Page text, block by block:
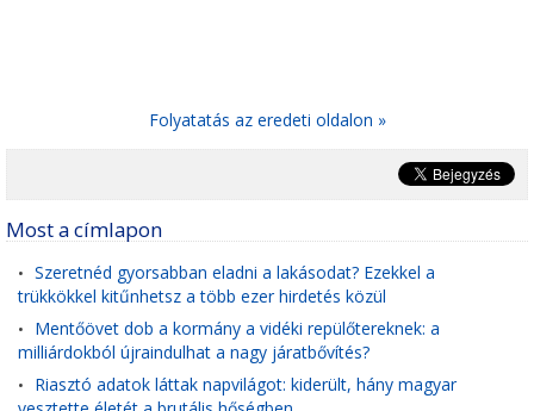
Folyatatás az eredeti oldalon »
Most a címlapon
• Szeretnéd gyorsabban eladni a lakásodat? Ezekkel a
trükkökkel kitűnhetsz a több ezer hirdetés közül
• Mentőövet dob a kormány a vidéki repülőtereknek: a
milliárdokból újraindulhat a nagy járatbővítés?
• Riasztó adatok láttak napvilágot: kiderült, hány magyar